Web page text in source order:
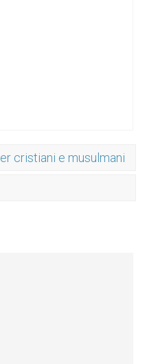
cristiani e musulmani